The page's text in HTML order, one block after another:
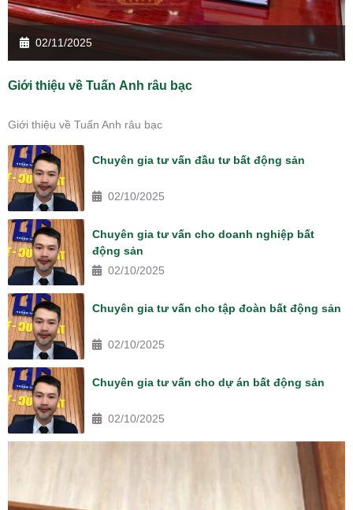
02/11/2025
Giới thiệu về Tuấn Anh râu bạc
Giới thiệu về Tuấn Anh râu bạc
Chuyên gia tư vấn đầu tư bất động sản
02/10/2025
Chuyên gia tư vấn cho doanh nghiệp bất
động sản
02/10/2025
Chuyên gia tư vấn cho tập đoàn bất động sản
02/10/2025
Chuyên gia tư vấn cho dự án bất động sản
02/10/2025